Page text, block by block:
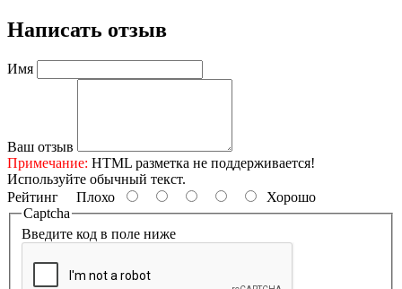
Написать отзыв
Имя
Ваш отзыв
Примечание: HTML разметка не поддерживается!
Используйте обычный текст.
Рейтинг Плохо
Хорошо
Captcha
Введите код в поле ниже